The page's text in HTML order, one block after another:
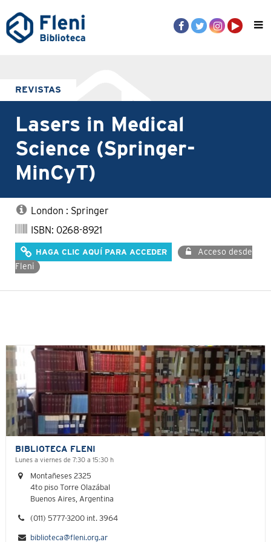
REVISTAS
Lasers in Medical
Science (Springer-
MinCyT)
London : Springer
ISBN: 0268-8921
HAGA CLIC AQUÍ PARA ACCEDER
Acceso desde
Fleni
BIBLIOTECA FLENI
Lunes a viernes de 7:30 a 15:30 h
Montañeses 2325
4to piso Torre Olazábal
Buenos Aires, Argentina
(011) 5777-3200 int. 3964
biblioteca@fleni.org.ar